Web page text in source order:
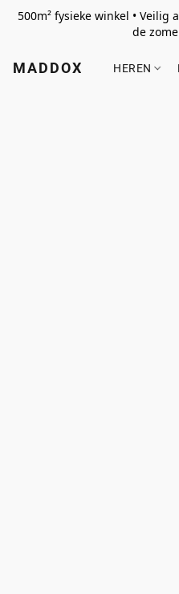
500m² fysieke winkel • Veilig
de
MADDOX HEREN